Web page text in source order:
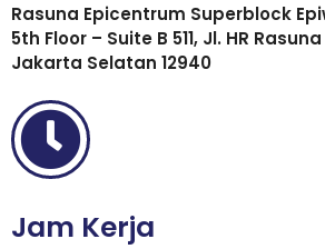
Rasuna Epicentrum Superblock
5th Floor – Suite B 511, Jl. HR
Jakarta Selatan 12940
Jam Kerja